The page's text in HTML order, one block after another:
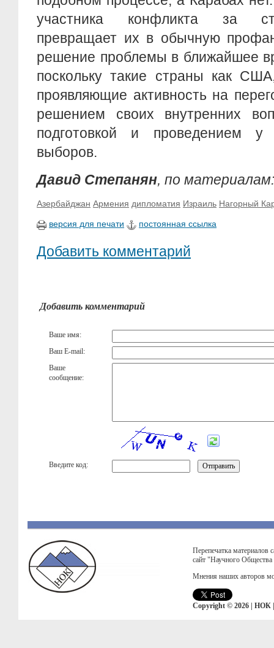
участника конфликта за
превращает их в обычную
решение проблемы в ближайшее
поскольку такие страны как
проявляющие активность на
решением своих внутренних
подготовкой и проведением у
выборов.
Давид Степанян, по
Азербайджан Армения дипломатия Израиль Нагорный
версия для печати постоянная ссылка
Добавить комментарий
Добавить комментарий
Ваше имя:
Ваш E-mail:
Ваше
сообщение:
Введите код:
Перепечатка материалов
сайт "Научного
Мнения наших авторов
Copyright © 2026 | НОК